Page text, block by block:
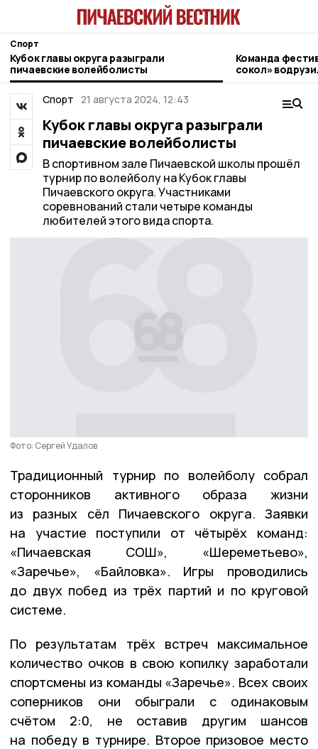
Спорт
Кубок главы округа разыграли
пичаевские волейболисты
Команда
сокол»
области на
Спорт 21 августа 2024, 12:43
Кубок главы округа разыграли
пичаевские волейболисты
В спортивном зале Пичаевской школы прошёл
турнир по волейболу на Кубок главы
Пичаевского округа. Участниками
соревнований стали четыре команды
любителей этого вида спорта.
Фото: Сергей Удалов
Традиционный турнир по волейболу собрал
сторонников активного образа жизни
из разных сёл Пичаевского округа. Заявки
на участие поступили от чётырёх команд:
«Пичаевская СОШ», «Шереметьево»,
«Заречье», «Байловка». Игры проводились
до двух побед из трёх партий и по круговой
системе.
По результатам трёх встреч максимальное
количество очков в свою копилку заработали
спортсмены из команды «Заречье». Всех своих
соперников они обыграли с одинаковым
счётом 2:0, не оставив другим шансов
на победу в турнире. Второе призовое место